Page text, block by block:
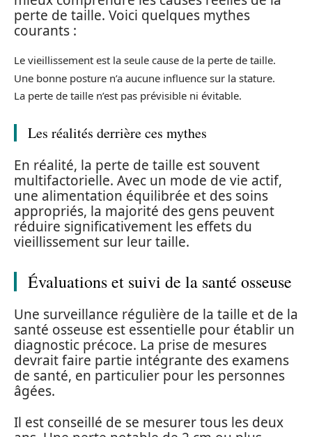
perte de taille. Voici quelques mythes
courants :
Le vieillissement est la seule cause de la perte de taille.
Une bonne posture n’a aucune influence sur la stature.
La perte de taille n’est pas prévisible ni évitable.
Les réalités derrière ces mythes
En réalité, la perte de taille est souvent
multifactorielle. Avec un mode de vie actif,
une alimentation équilibrée et des soins
appropriés, la majorité des gens peuvent
réduire significativement les effets du
vieillissement sur leur taille.
Évaluations et suivi de la santé osseuse
Une surveillance régulière de la taille et de la
santé osseuse est essentielle pour établir un
diagnostic précoce. La prise de mesures
devrait faire partie intégrante des examens
de santé, en particulier pour les personnes
âgées.
Il est conseillé de se mesurer tous les deux